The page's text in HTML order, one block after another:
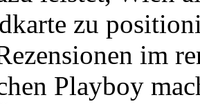
zu
im
Playboy